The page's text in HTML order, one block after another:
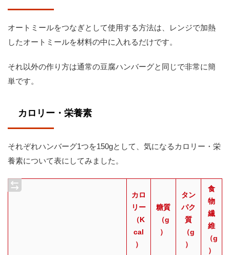
オートミールをつなぎとして使用する方法は、レンジで加熱
したオートミールを材料の中に入れるだけです。
それ以外の作り方は通常の豆腐ハンバーグと同じで非常に簡
単です。
カロリー・栄養素
それぞれハンバーグ1つを150gとして、気になるカロリー・栄
養素について表にしてみました。
カロ
リー
（K
cal
）
糖質
（g
）
タン
パク
質
（g
）
食
物
繊
維
（g
）